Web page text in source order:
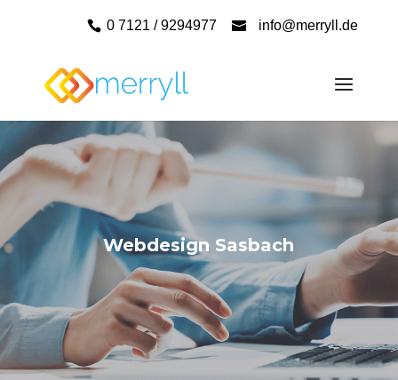
0 7121 / 9294977 info@merryll.de
Webdesign Sasbach